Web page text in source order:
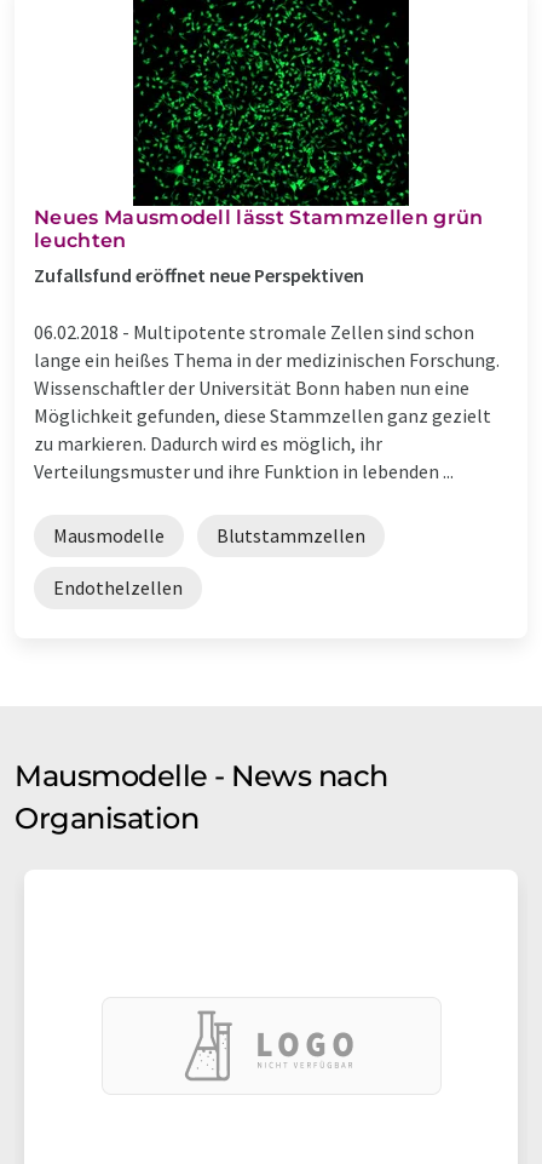
Neues Mausmodell lässt Stammzellen grün
leuchten
Zufallsfund eröffnet neue Perspektiven
06.02.2018 - Multipotente stromale Zellen sind schon
lange ein heißes Thema in der medizinischen Forschung.
Wissenschaftler der Universität Bonn haben nun eine
Möglichkeit gefunden, diese Stammzellen ganz gezielt
zu markieren. Dadurch wird es möglich, ihr
Verteilungsmuster und ihre Funktion in lebenden ...
Mausmodelle Blutstammzellen
Endothelzellen
Mausmodelle - News nach
Organisation